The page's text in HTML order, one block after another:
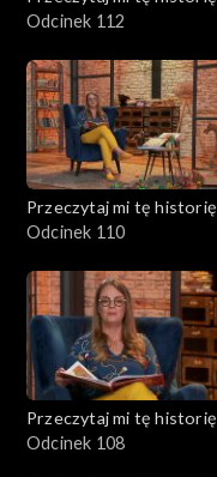
Odcinek 112
Przeczytaj mi tę historię
Odcinek 110
Przeczytaj mi tę historię
Odcinek 108